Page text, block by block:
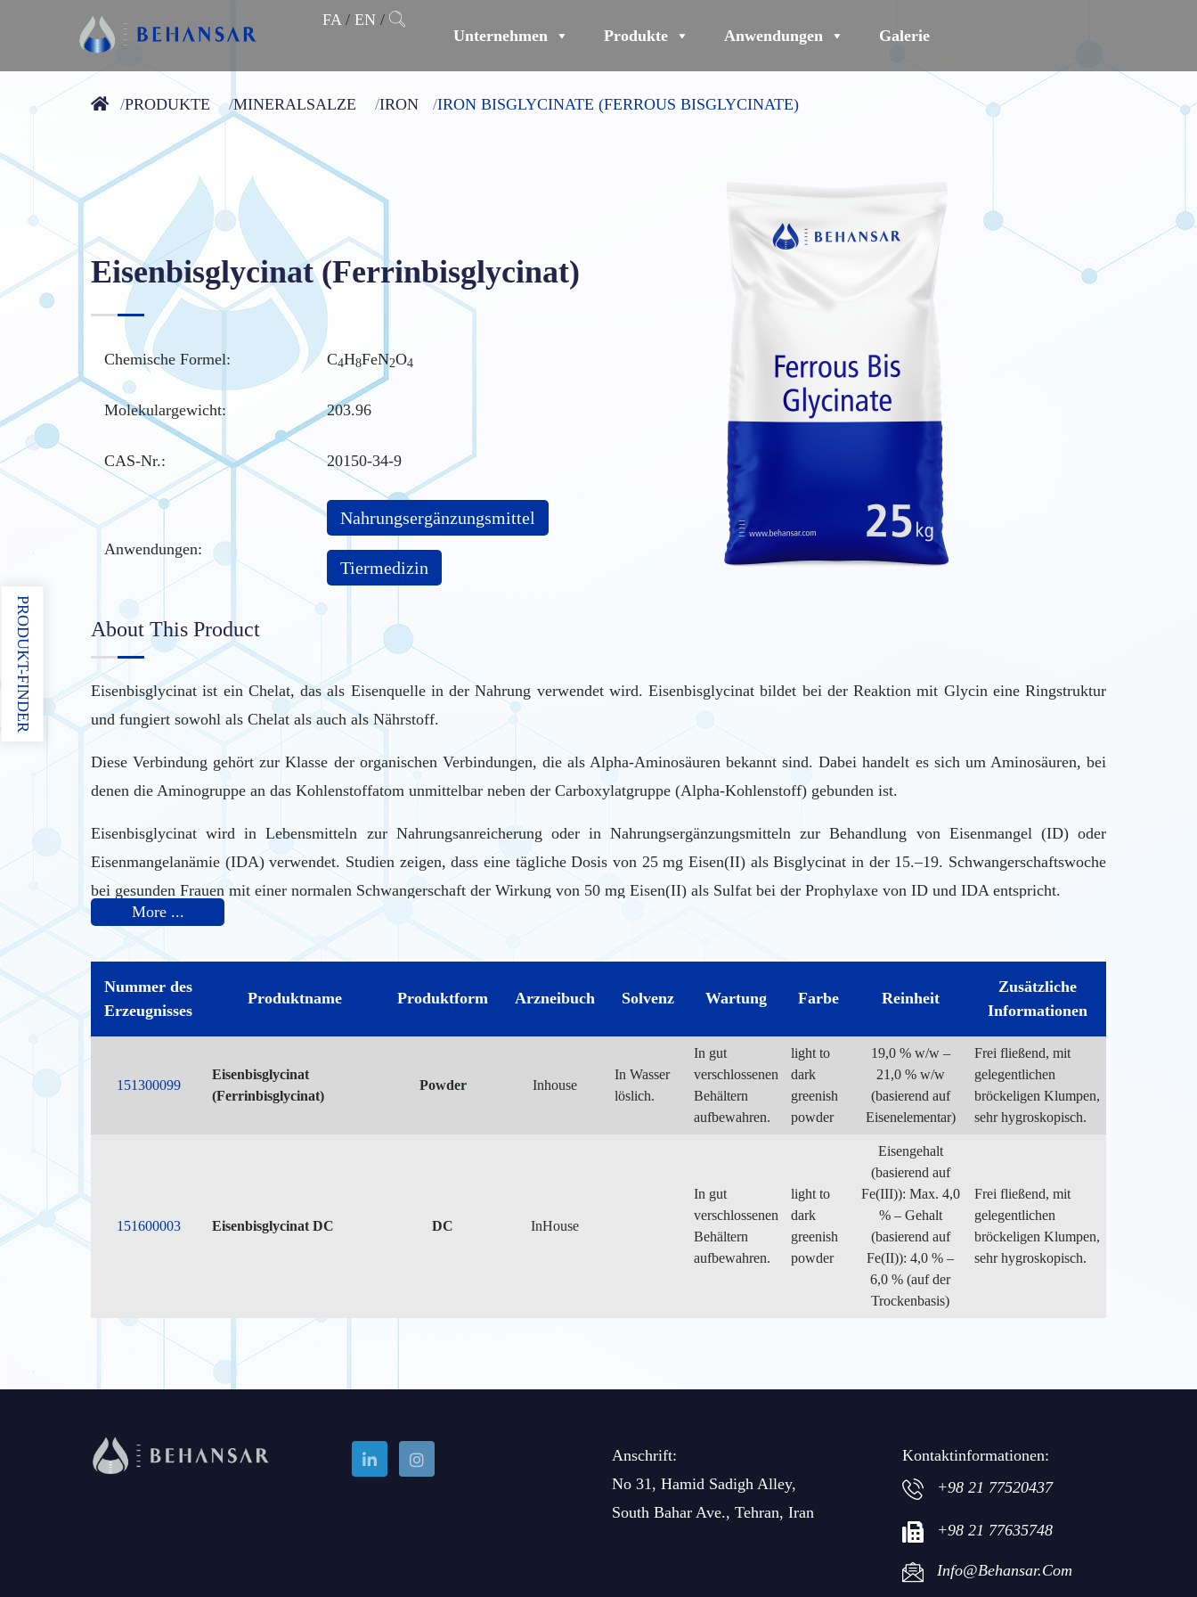
FA/ EN/
Unternehmen
Produkte Anwendungen Galerie
PRODUKTE MINERALSALZE IRON IRON BISGLYCINATE (FERROUS BISGLYCINATE)
Eisenbisglycinat (Ferrinbisglycinat)
Chemische Formel: C4H8FeN2O4
Molekulargewicht: 203.96
CAS-Nr.: 20150-34-9
Anwendungen:
Nahrungsergänzungsmittel
Tiermedizin
About This Product
Eisenbisglycinat ist ein Chelat, das als Eisenquelle in der Nahrung verwendet wird. Eisenbisglycinat bildet bei der Reaktion mit Glycin eine Ringstruktur
und fungiert sowohl als Chelat als auch als Nährstoff.
Diese Verbindung gehört zur Klasse der organischen Verbindungen, die als Alpha-Aminosäuren bekannt sind. Dabei handelt es sich um Aminosäuren, bei
denen die Aminogruppe an das Kohlenstoffatom unmittelbar neben der Carboxylatgruppe (Alpha-Kohlenstoff) gebunden ist.
Eisenbisglycinat wird in Lebensmitteln zur Nahrungsanreicherung oder in Nahrungsergänzungsmitteln zur Behandlung von Eisenmangel (ID) oder
Eisenmangelanämie (IDA) verwendet. Studien zeigen, dass eine tägliche Dosis von 25 mg Eisen(II) als Bisglycinat in der 15.–19. Schwangerschaftswoche
bei gesunden Frauen mit einer normalen Schwangerschaft der Wirkung von 50 mg Eisen(II) als Sulfat bei der Prophylaxe von ID und IDA entspricht.
Eisenhaltige Eisenchelate wie Eisenbisglycinat (Aminojern®) scheinen im Vergleich zu „herkömmlichen“ Eisensalzen, z. B. Eisensulfat und Eisenfumarat,
eine mindestens zweifach höhere Bioverfügbarkeit/Absorption zu haben.
More ...
Nummer des
Erzeugnisses
Produktname Produktform Arzneibuch Solvenz Wartung Farbe Reinheit
Zusätzliche
Informationen
151300099
Eisenbisglycinat
(Ferrinbisglycinat)
Powder Inhouse
In Wasser
löslich.
In gut
verschlossenen
Behältern
aufbewahren.
light to
dark
greenish
powder
19,0 % w/w –
21,0 % w/w
(basierend auf
Eisenelementar)
Frei fließend, mit
gelegentlichen
bröckeligen Klumpen,
sehr hygroskopisch.
151600003 Eisenbisglycinat DC DC InHouse
In gut
verschlossenen
Behältern
aufbewahren.
light to
dark
greenish
powder
Eisengehalt
(basierend auf
Fe(III)): Max. 4,0
% – Gehalt
(basierend auf
Fe(II)): 4,0 % –
6,0 % (auf der
Trockenbasis)
Frei fließend, mit
gelegentlichen
bröckeligen Klumpen,
sehr hygroskopisch.
Anschrift:
No 31, Hamid Sadigh Alley,
South Bahar Ave., Tehran, Iran
Kontaktinformationen:
+98 21 77520437
+98 21 77635748
Info@behansar.com
PRODUKT-FINDER